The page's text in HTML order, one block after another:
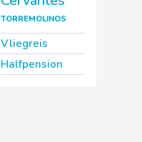
TORREMOLINOS
Vliegreis
Halfpension